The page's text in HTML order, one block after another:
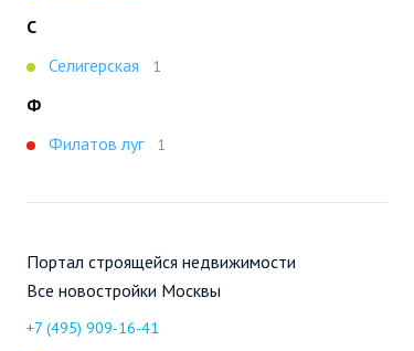
С
Селигерская
1
Ф
Филатов луг
1
Портал строящейся недвижимости
Все новостройки Москвы
+7 (495) 909-16-41